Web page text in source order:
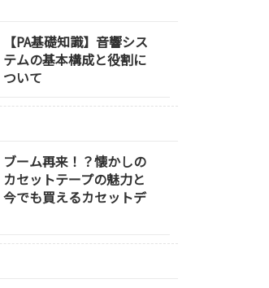
【PA基礎知識】音響シス
テムの基本構成と役割に
ついて
ブーム再来！？懐かしの
カセットテープの魅力と
今でも買えるカセットデ